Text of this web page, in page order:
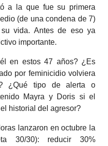
a la que fue su primera
(de una condena de 7)
vida. Antes de eso ya
importante.
en estos 47 años? ¿Es
por feminicidio volviera
¿Qué tipo de alerta o
Mayra y Doris si el
historial del agresor?
lanzaron en octubre la
30/30): reducir 30%